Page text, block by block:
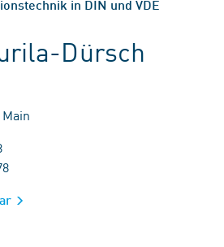
in DIN und VDE
Dürsch